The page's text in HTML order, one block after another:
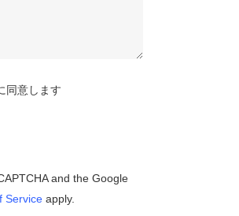
同意します
and the Google
Service apply.